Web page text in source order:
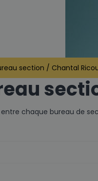
section / Chantal
chaque bureau de